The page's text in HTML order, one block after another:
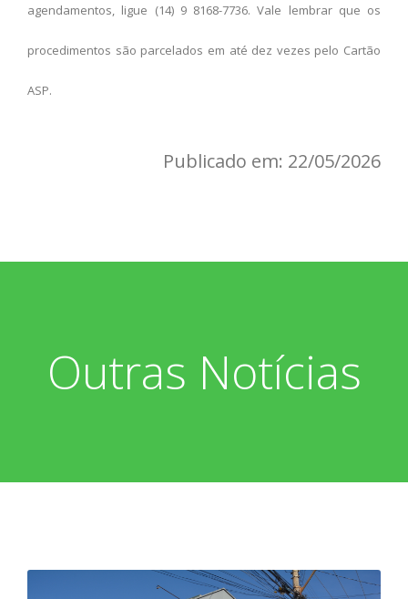
agendamentos, ligue (14) 9 8168-7736. Vale lembrar que os
procedimentos são parcelados em até dez vezes pelo Cartão
ASP.
Publicado em: 22/05/2026
Outras Notícias